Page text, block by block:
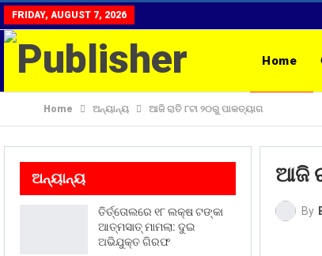
FRIDAY, AUGUST 7, 2026
Home
ରାଶିଫଳ
Home ଅନ୍ୟାନ୍ୟ ଆଜି ରାତି ୮ଟା ୨୦ରୁ ପାକତ୍ୟାଗ
ଆଜି
By
ଅନ୍ୟାନ୍ୟ
ତିର୍ତ୍ତୋଲରେ ୧୮ ଲକ୍ଷ ଟଙ୍କା
ଆତ୍ମସାତ୍ ମାମଲା: ଦୁଇ
ଅଭିଯୁକ୍ତ ଗିରଫ